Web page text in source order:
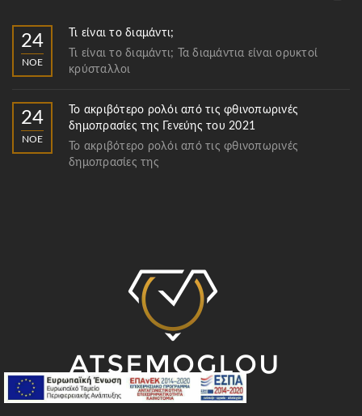
24
ΝΟΈ
Τι είναι το διαμάντι;
Τι είναι το διαμάντι; Τα διαμάντια είναι ορυκτοί
κρύσταλλοι
24
ΝΟΈ
Το ακριβότερο ρολόι από τις φθινοπωρινές
δημοπρασίες της Γενεύης του 2021
Το ακριβότερο ρολόι από τις φθινοπωρινές
δημοπρασίες της